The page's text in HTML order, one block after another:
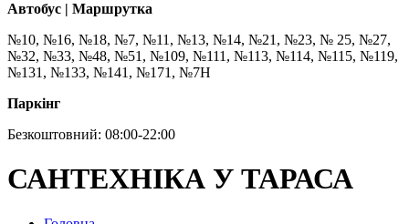
Автобус | Маршрутка
№10, №16, №18, №7, №11, №13, №14, №21, №23, № 25, №27,
№32, №33, №48, №51, №109, №111, №113, №114, №115, №119,
№131, №133, №141, №171, №7Н
Паркінг
Безкоштовний: 08:00-22:00
САНТЕХНІКА У ТАРАСА